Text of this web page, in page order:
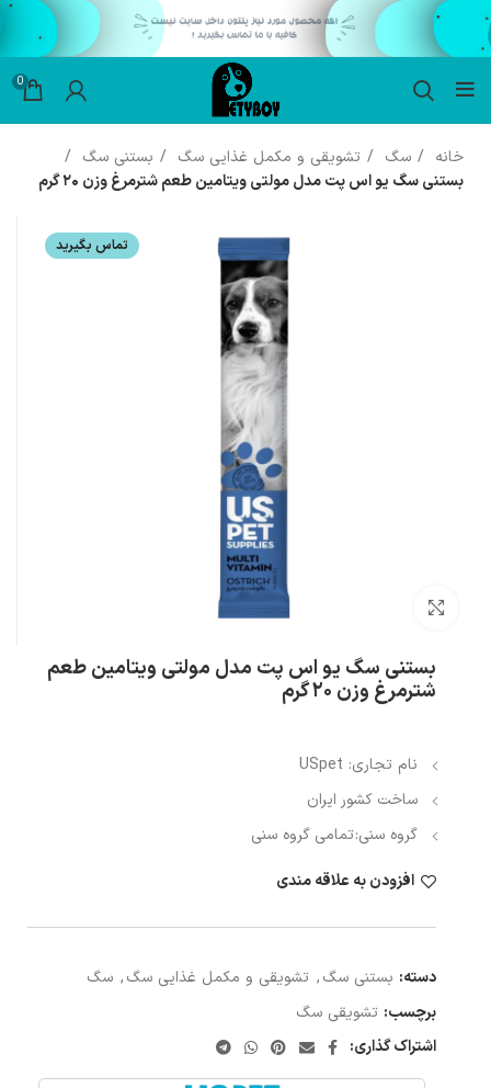
0
خانه سگ تشویقی و مکمل غذایی سگ
بستنی سگ
بستنی سگ یو اس پت مدل مولتی ویتامین طعم شترمرغ وزن ۲۰ گرم
تماس بگیرید
بستنی سگ یو اس پت مدل مولتی ویتامین طعم
شترمرغ وزن ۲۰ گرم
نام تجاری: USpet
ساخت کشور ایران
گروه سنی:تمامی گروه سنی
افزودن به علاقه مندی
دسته: بستنی سگ, تشویقی و مکمل غذایی سگ, سگ
برچسب: تشویقی سگ
اشتراک گذاری: